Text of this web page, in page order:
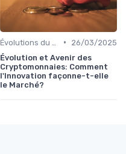
•
26/03/2025
Évolution et Avenir des
Cryptomonnaies: Comment
l'Innovation façonne-t-elle
le Marché?